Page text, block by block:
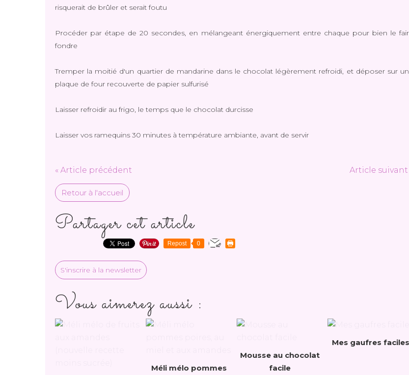
risquerait de brûler et serait foutu
Procéder par étape de 20 secondes, en mélangeant énergiquement entre chaque pour bien le
fondre
Tremper la moitié d'un quartier de mandarine dans le chocolat légèrement refroidi, et déposer sur
plaque de four recouverte de papier sulfurisé
Laisser refroidir au frigo, le temps que le chocolat durcisse
Laisser vos ramequins 30 minutes à température ambiante, avant de servir
« Article précédent Article suivant
Retour à l'accueil
Partager cet article
Repost 0
S'inscrire à la newsletter
Vous aimerez aussi :
Méli mélo pommes
Mousse au chocolat
facile
Mes gaufres faciles